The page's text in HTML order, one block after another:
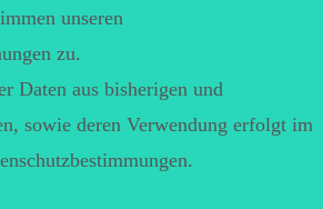
unseren
zu.
Daten aus bisherigen und
sowie deren Verwendung erfolgt im